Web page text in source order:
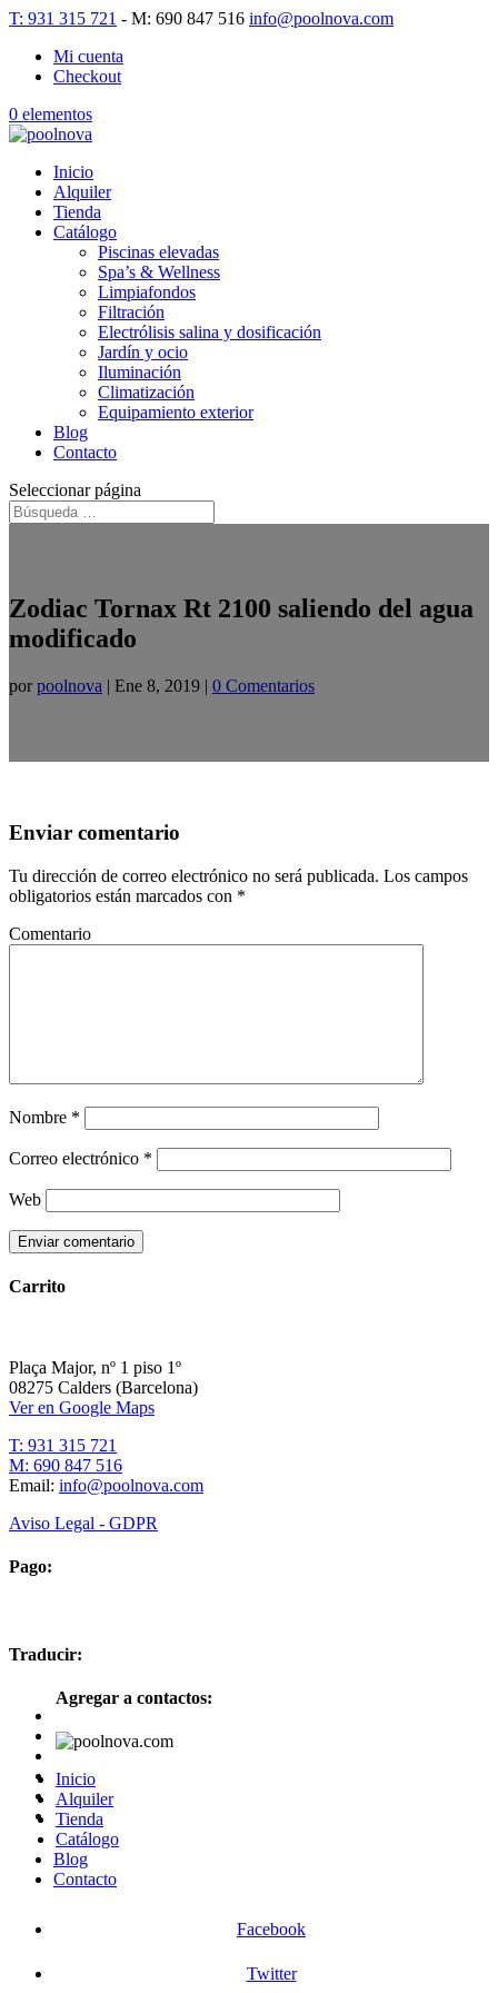
T: 931 315 721 - M: 690 847 516 info@poolnova.com
Mi cuenta
Checkout
0 elementos
Inicio
Alquiler
Tienda
Catálogo
Piscinas elevadas
Spa’s & Wellness
Limpiafondos
Filtración
Electrólisis salina y dosificación
Jardín y ocio
Iluminación
Climatización
Equipamiento exterior
Blog
Contacto
Seleccionar página
Zodiac Tornax Rt 2100 saliendo del agua
modificado
porpoolnova | Ene 8, 2019 | 0 Comentarios
Enviar comentario
Tu dirección de correo electrónico no será publicada. Los campos
obligatorios están marcados con *
Comentario
Nombre *
Correo electrónico *
Web
Carrito
Plaça Major, nº 1 piso 1º
08275 Calders (Barcelona)
Ver en Google Maps
T: 931 315 721
M: 690 847 516
Email: info@poolnova.com
Aviso Legal - GDPR
Pago:
Traducir:
Agregar a contactos:
Inicio
Alquiler
Tienda
Catálogo
Blog
Contacto
Facebook
Twitter